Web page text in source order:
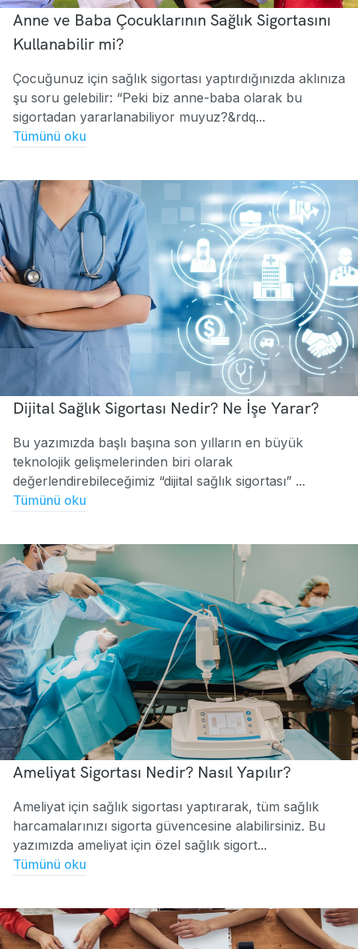
Anne ve Baba Çocuklarının Sağlık Sigortasını
Kullanabilir mi?
Çocuğunuz için sağlık sigortası yaptırdığınızda aklınıza
şu soru gelebilir: “Peki biz anne-baba olarak bu
sigortadan yararlanabiliyor muyuz?&rdq...
Tümünü oku
Dijital Sağlık Sigortası Nedir? Ne İşe Yarar?
Bu yazımızda başlı başına son yılların en büyük
teknolojik gelişmelerinden biri olarak
değerlendirebileceğimiz “dijital sağlık sigortası” ...
Tümünü oku
Ameliyat Sigortası Nedir? Nasıl Yapılır?
Ameliyat için sağlık sigortası yaptırarak, tüm sağlık
harcamalarınızı sigorta güvencesine alabilirsiniz. Bu
yazımızda ameliyat için özel sağlık sigort...
Tümünü oku